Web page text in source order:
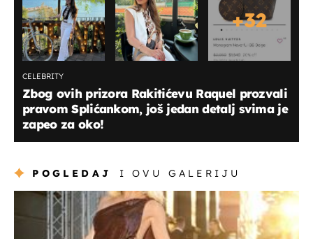
+32
CELEBRITY
Zbog ovih prizora Rakitićevu Raquel prozvali
pravom Splićankom, još jedan detalj svima je
zapeo za oko!
POGLEDAJ I OVU GALERIJU